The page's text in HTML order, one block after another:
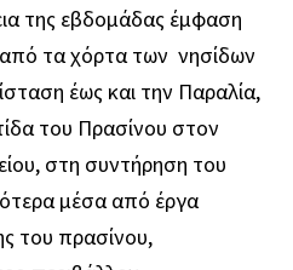
της εβδομάδας έμφαση
τα χόρτα των νησίδων
έως και την Παραλία,
του Πρασίνου στον
στη συντήρηση του
μέσα από έργα
του πρασίνου,